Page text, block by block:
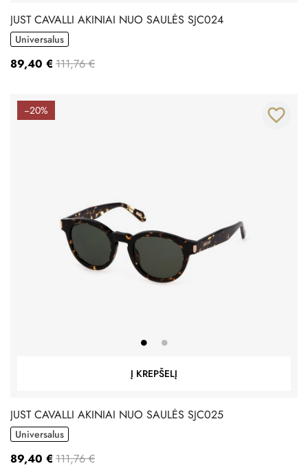
JUST CAVALLI AKINIAI NUO SAULĖS SJC024
Universalus
89,40 € 111,76 €
−20%
Į KREPŠELĮ
favorite_border
JUST CAVALLI AKINIAI NUO SAULĖS SJC025
Universalus
89,40 € 111,76 €